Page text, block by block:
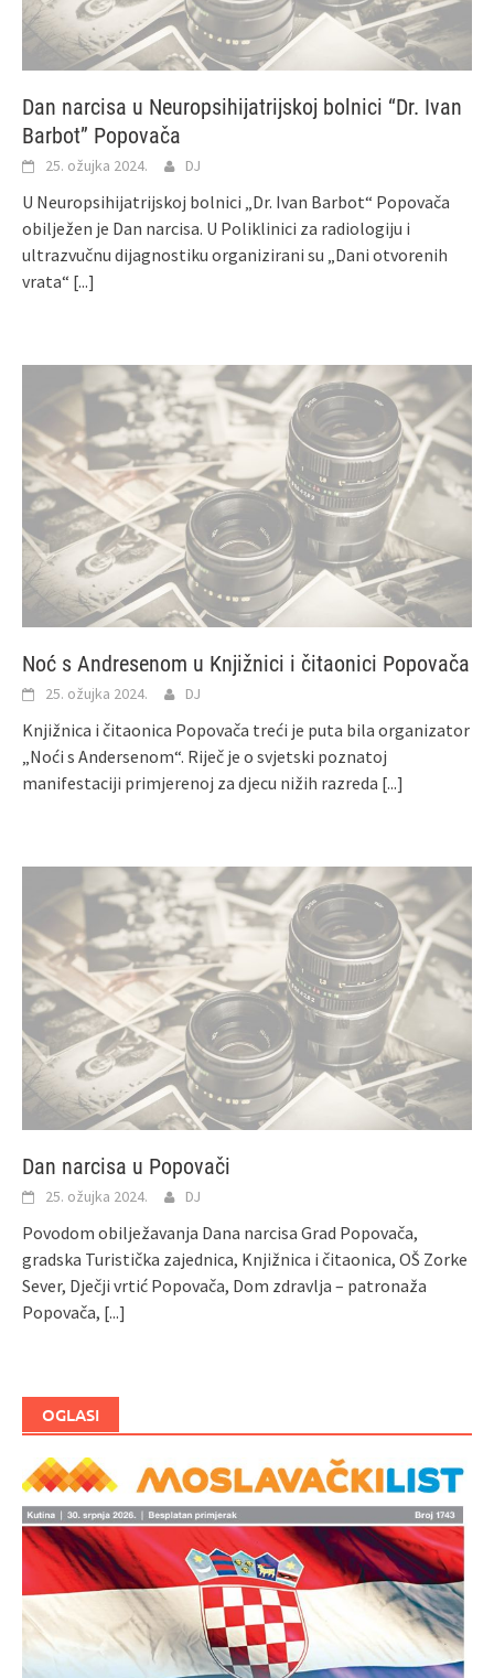
Dan narcisa u Neuropsihijatrijskoj bolnici “Dr. Ivan
Barbot” Popovača
25. ožujka 2024. DJ
U Neuropsihijatrijskoj bolnici „Dr. Ivan Barbot“ Popovača
obilježen je Dan narcisa. U Poliklinici za radiologiju i
ultrazvučnu dijagnostiku organizirani su „Dani otvorenih
vrata“ [...]
Noć s Andresenom u Knjižnici i čitaonici Popovača
25. ožujka 2024. DJ
Knjižnica i čitaonica Popovača treći je puta bila organizator
„Noći s Andersenom“. Riječ je o svjetski poznatoj
manifestaciji primjerenoj za djecu nižih razreda [...]
Dan narcisa u Popovači
25. ožujka 2024. DJ
Povodom obilježavanja Dana narcisa Grad Popovača,
gradska Turistička zajednica, Knjižnica i čitaonica, OŠ Zorke
Sever, Dječji vrtić Popovača, Dom zdravlja – patronaža
Popovača, [...]
OGLASI